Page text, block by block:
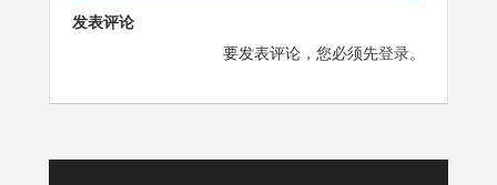
发表评论
要发表评论，您必须先登录。